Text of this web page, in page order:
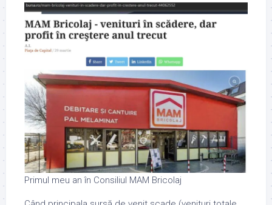
Primul meu an în Consiliul MAM Bricolaj